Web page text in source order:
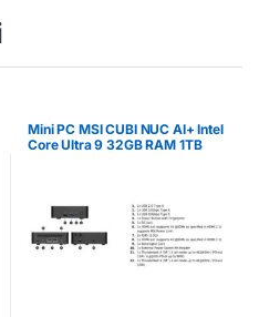
Mini PC MSI CUBI NUC AI+ Intel
Core Ultra 9 32GB RAM 1TB